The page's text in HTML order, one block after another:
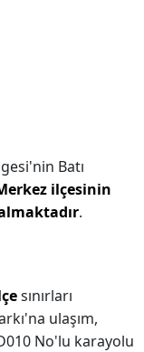
Batı
ilçesinin
.
sınırları
ulaşım,
No'lu karayolu